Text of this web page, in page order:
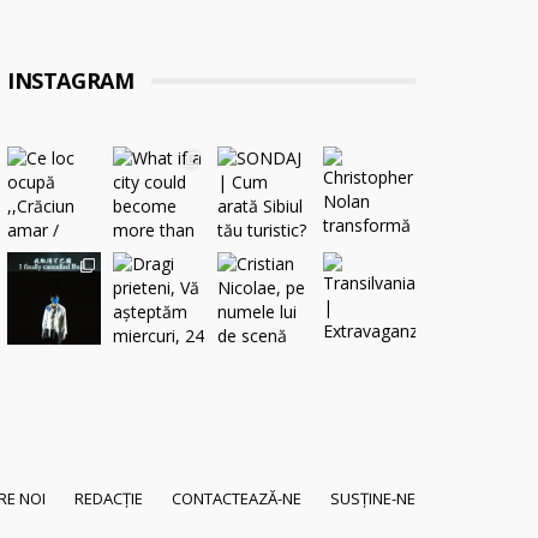
INSTAGRAM
NOI REDACȚIE CONTACTEAZĂ-NE SUSȚINE-NE